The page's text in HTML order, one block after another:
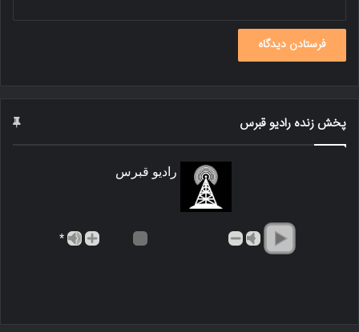
پخش زنده رادیو قبرس
رادیو قبرس
*